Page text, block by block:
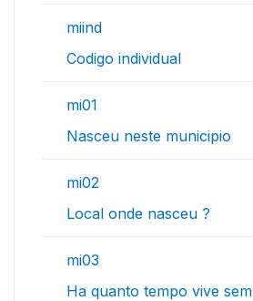
miind
Codigo individual
mi01
Nasceu neste municipio
mi02
Local onde nasceu ?
mi03
Ha quanto tempo vive sem